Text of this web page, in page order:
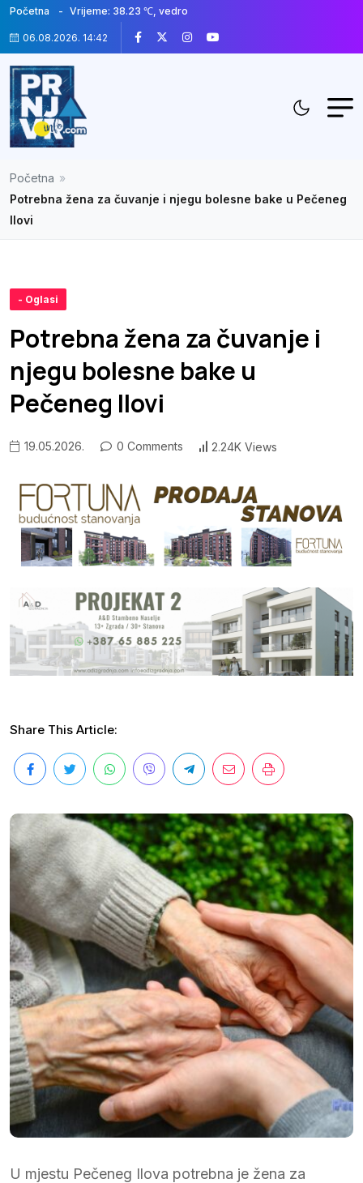
Početna Vrijeme: 38.23 ℃, vedro
06.08.2026. 14:42
Početna »
Potrebna žena za čuvanje i njegu bolesne bake u Pečeneg
Ilovi
- Oglasi
Potrebna žena za čuvanje i
njegu bolesne bake u
Pečeneg Ilovi
19.05.2026. 0 Comments 2.24K Views
Share This Article:
U mjestu Pečeneg Ilova potrebna je žena za